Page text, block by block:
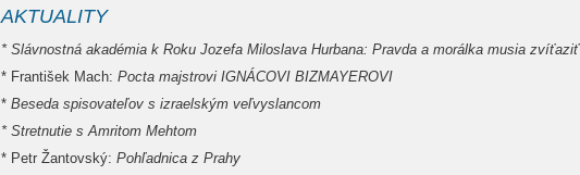
AKTUALITY
* Slávnostná akadémia k Roku Jozefa Miloslava Hurbana: Pravda a morálka musia zvíťaziť
* František Mach: Pocta majstrovi IGNÁCOVI BIZMAYEROVI
* Beseda spisovateľov s izraelským veľvyslancom
* Stretnutie s Amritom Mehtom
* Petr Žantovský: Pohľadnica z Prahy